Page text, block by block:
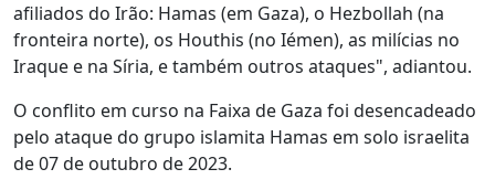
afiliados do Irão: Hamas (em Gaza), o Hezbollah (na
fronteira norte), os Houthis (no Iémen), as milícias no
Iraque e na Síria, e também outros ataques", adiantou.
O conflito em curso na Faixa de Gaza foi desencadeado
pelo ataque do grupo islamita Hamas em solo israelita
de 07 de outubro de 2023.